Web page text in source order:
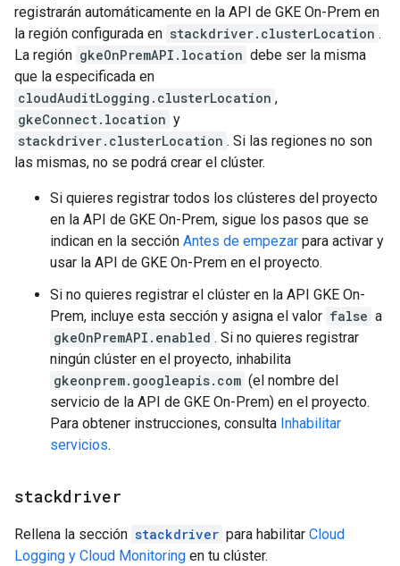
registrarán automáticamente en la API de GKE On-Prem en
la región configurada en stackdriver.clusterLocation .
La región gkeOnPremAPI.location debe ser la misma
que la especificada en
cloudAuditLogging.clusterLocation ,
gkeConnect.location y
stackdriver.clusterLocation . Si las regiones no son
las mismas, no se podrá crear el clúster.
Si quieres registrar todos los clústeres del proyecto
en la API de GKE On-Prem, sigue los pasos que se
indican en la sección Antes de empezar para activar y
usar la API de GKE On-Prem en el proyecto.
Si no quieres registrar el clúster en la API GKE On-
Prem, incluye esta sección y asigna el valor false a
gkeOnPremAPI.enabled . Si no quieres registrar
ningún clúster en el proyecto, inhabilita
gkeonprem.googleapis.com (el nombre del
servicio de la API de GKE On-Prem) en el proyecto.
Para obtener instrucciones, consulta Inhabilitar
servicios.
stackdriver
Rellena la sección stackdriver para habilitar Cloud
Logging y Cloud Monitoring en tu clúster.